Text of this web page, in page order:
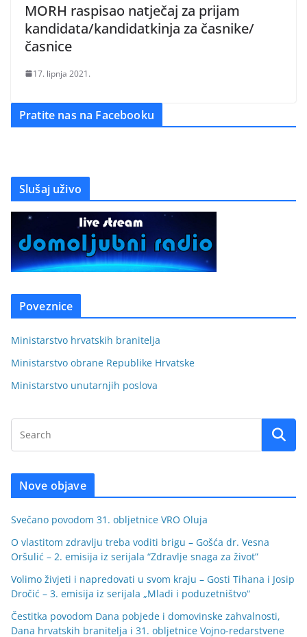
MORH raspisao natječaj za prijam
kandidata/kandidatkinja za časnike/
časnice
17. lipnja 2021.
Pratite nas na Facebooku
Slušaj uživo
Poveznice
Ministarstvo hrvatskih branitelja
Ministarstvo obrane Republike Hrvatske
Ministarstvo unutarnjih poslova
Nove objave
Svečano povodom 31. obljetnice VRO Oluja
O vlastitom zdravlju treba voditi brigu – Gošća dr. Vesna
Oršulić – 2. emisija iz serijala “Zdravlje snaga za život”
Volimo živjeti i napredovati u svom kraju – Gosti Tihana i Josip
Dročić – 3. emisija iz serijala „Mladi i poduzetništvo“
Čestitka povodom Dana pobjede i domovinske zahvalnosti,
Dana hrvatskih branitelja i 31. obljetnice Vojno-redarstvene